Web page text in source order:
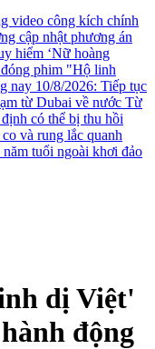
video công kích chính
cập nhật phương án
hiểm ‘Nữ hoàng
phim "Hộ linh
nay 10/8/2026: Tiếp tục
từ Dubai về nước Từ
có thể bị thu hồi
và rung lắc quanh
tuổi ngoài khơi đảo
dị Việt'
động